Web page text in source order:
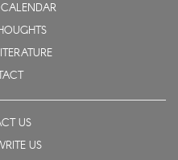
US
US